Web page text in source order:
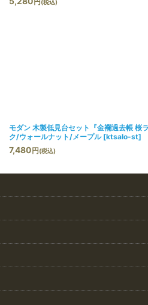
円 (税込)
モダン 木製低見台セット『金襴過去帳
ク/ウォールナット/メープル [ktsalo-st]
7,480 円 (税込)